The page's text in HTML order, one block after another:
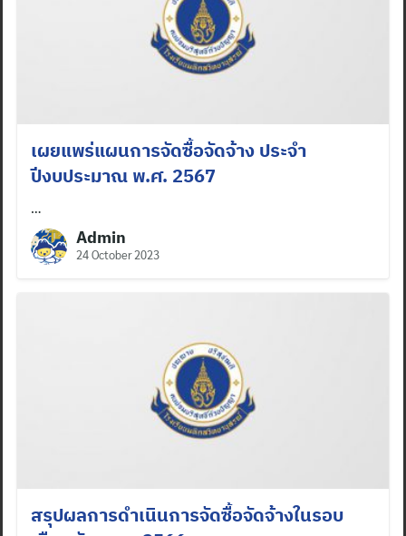
เผยแพร่แผนการจัดซื้อจัดจ้าง ประจำ
ปีงบประมาณ พ.ศ. 2567
…
Admin
24 October 2023
สรุปผลการดำเนินการจัดซื้อจัดจ้างในรอบ